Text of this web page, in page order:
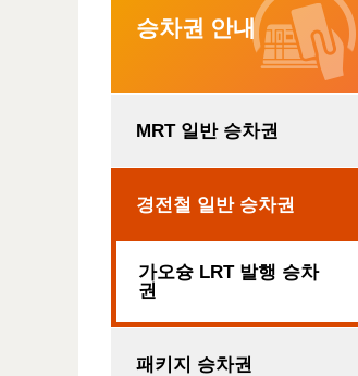
승차권 안내
MRT 일반 승차권
경전철 일반 승차권
가오슝 LRT 발행 승차
권
패키지 승차권